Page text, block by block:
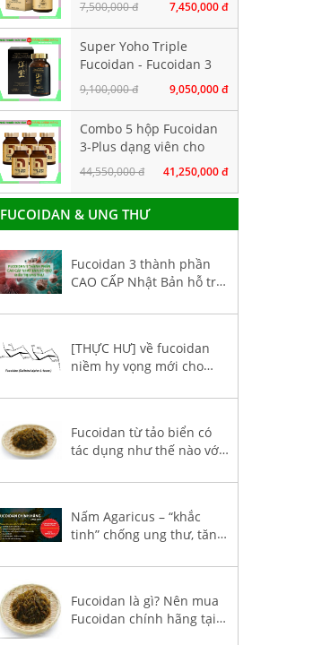
7,500,000 đ 7,450,000 đ
Super Yoho Triple
Fucoidan - Fucoidan 3
thành phần tảo nâu
hàm lượng CAO. Hộp
9,100,000 đ 9,050,000 đ
Combo 5 hộp Fucoidan
3-Plus dạng viên cho
người bị ung thư giai
đoạn đầu
44,550,000 đ 41,250,000 đ
FUCOIDAN & UNG THƯ
Fucoidan 3 thành phần
CAO CẤP Nhật Bản hỗ trợ
[THỰC HƯ] về fucoidan
niềm hy vọng mới cho
Fucoidan từ tảo biển có
tác dụng như thế nào với
thư?
Nấm Agaricus – “khắc
tinh” chống ung thư, tăng
Fucoidan 3-Plus
Fucoidan là gì? Nên mua
Fucoidan chính hãng tại